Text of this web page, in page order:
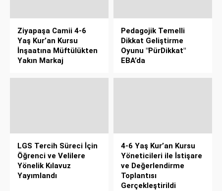
Ziyapaşa Camii 4-6
Yaş Kur’an Kursu
İnşaatına Müftülükten
Yakın Markaj
Pedagojik Temelli
Dikkat Geliştirme
Oyunu "PürDikkat"
EBA’da
LGS Tercih Süreci İçin
Öğrenci ve Velilere
Yönelik Kılavuz
Yayımlandı
4-6 Yaş Kur’an Kursu
Yöneticileri ile İstişare
ve Değerlendirme
Toplantısı
Gerçekleştirildi